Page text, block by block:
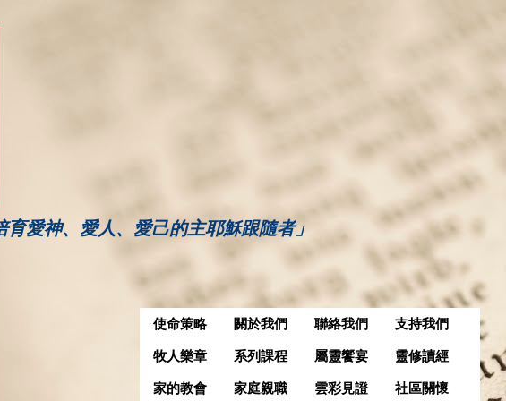
愛神、愛人、愛己的主耶穌跟隨者」
使命策略 關於我們 聯絡我們 支持我們
牧人樂章 系列課程 屬靈饗宴 靈修讀經
家的教會 家庭親職 雲彩見證 社區關懷